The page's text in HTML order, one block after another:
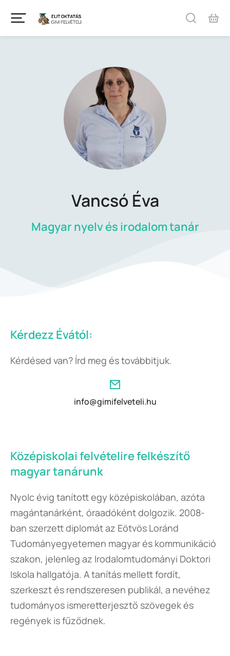
Vancsó Éva
Magyar nyelv és irodalom tanár
Középiskolai felvételire felkészítő
magyar tanárunk
Nyolc évig tanított egy középiskolában, azóta
magántanárként, óraadóként dolgozik. 2008-
ban szerzett diplomát az Eötvös Loránd
Tudományegyetemen magyar és kommunikáció
szakon, jelenleg az Irodalomtudományi Doktori
Iskola hallgatója. A tanítás mellett fordít,
szerkeszt és rendszeresen publikál, a nevéhez
tudományos ismeretterjesztő szövegek és
regények is fűződnek.
Kérdezz Évától:
Kérdésed van? Írd meg és továbbitjuk.
info@gimifelveteli.hu